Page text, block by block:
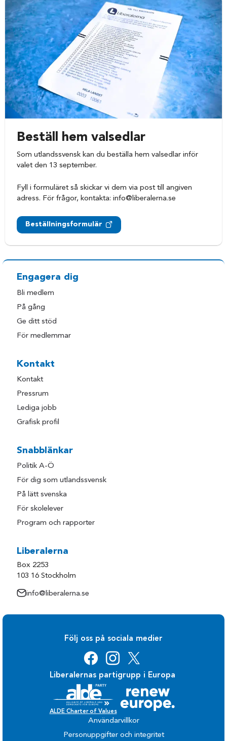
Beställ hem valsedlar
Som utlandssvensk kan du beställa hem valsedlar inför
valet den 13 september.
Fyll i formuläret så skickar vi dem via post till angiven
adress. För frågor, kontakta:info@liberalerna.se
Beställningsformulär
Engagera dig
Bli medlem
På gång
Ge ditt stöd
För medlemmar
Kontakt
Kontakt
Pressrum
Lediga jobb
Grafisk profil
Snabblänkar
Politik A-Ö
För dig som utlandssvensk
På lätt svenska
För skolelever
Program och rapporter
Liberalerna
Box 2253
103 16 Stockholm
info@liberalerna.se
Följ oss på sociala medier
Liberalernas partigrupp i Europa
ALDE Charter of Values
Användarvillkor
Personuppgifter och integritet